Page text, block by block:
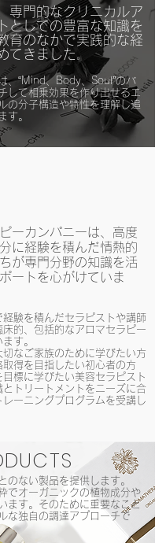
ーカンパニーは、高度
に経験を積んだ情熱的
が専門分野の知識を活
ートを心がけていま
験を積んだセラピストや講師
的、包括的なアロマセラピー
す。
切なご家族のために学びたい方
得を目指したい初心者の方
標に学びたい美容セラピスト
とトリートメントをニーズに合
ーニングプログラムを受講し
専門的なクリニカルア
としての豊富な知識を
育のなかで実践的な経
てきました 。
、“Mind、Body、Soul”のバ
して相乗効果を作り出せるエ
の分子構造や特性を理解し追
す。
のない製品を提供します。
でオーガニックの植物成分や
ます。そのために重要なこと
な独自の調達アプローチで